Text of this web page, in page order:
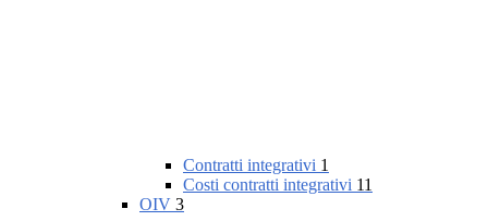
Contratti integrativi 1
Costi contratti integrativi 11
OIV 3